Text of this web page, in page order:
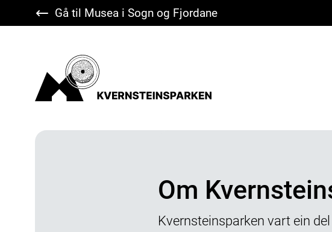
Gå til Musea i Sogn og Fjordane
Kvernsteinsparken
Om
Kvernsteinsparken vart ein